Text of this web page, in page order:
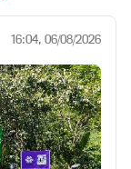
16:04, 06/08/2026